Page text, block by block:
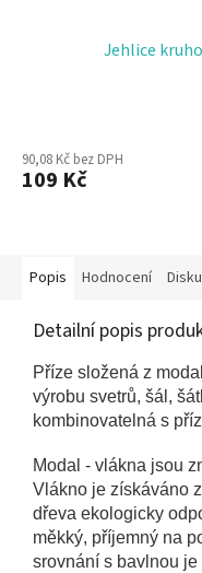
Jehlice
90,08 Kč bez DPH
109 Kč
Popis Hodnocení
Detailní popis
Příze složená z
výrobu svetrů, šál,
kombinovatelná s
Modal - vlákna jsou
Vlákno je získáváno
dřeva ekologicky
měkký, příjemný na
srovnání s bavlnou